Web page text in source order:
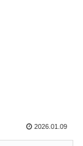
の進路‥」
長に確固たる
寺眞、衝撃
点に絡む活躍
2026.01.09